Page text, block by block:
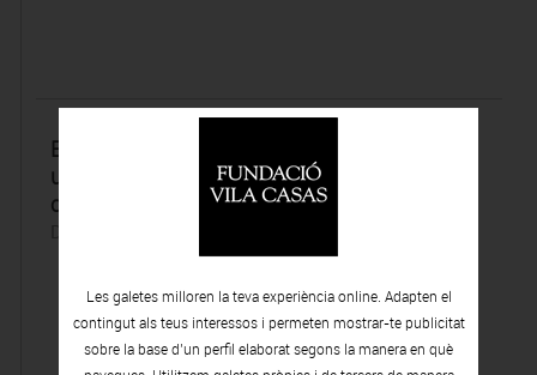
El Premi Antoni Vila Casas–Ynglada-Guillot:
una de les grans referències del dibuix
contemporani
Les galetes milloren la teva experiència online. Adapten el
contingut als teus interessos i permeten mostrar-te publicitat
sobre la base d’un perfil elaborat segons la manera en què